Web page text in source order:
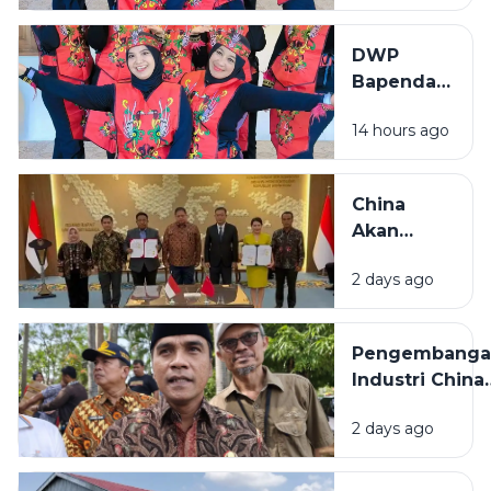
Semangat
Menyanyi
Lagu
HUT RI ke-
81
DWP
Bapenda
Tampil
Semangat
Menyanyi
Lagu
HUT RI ke-
81
14 hours ago
China
Akan
Pabrik
Industri
Karya di
Madura
2 days ago
Industri China
Dilaksanakan
Bangkalan,
2 days ago